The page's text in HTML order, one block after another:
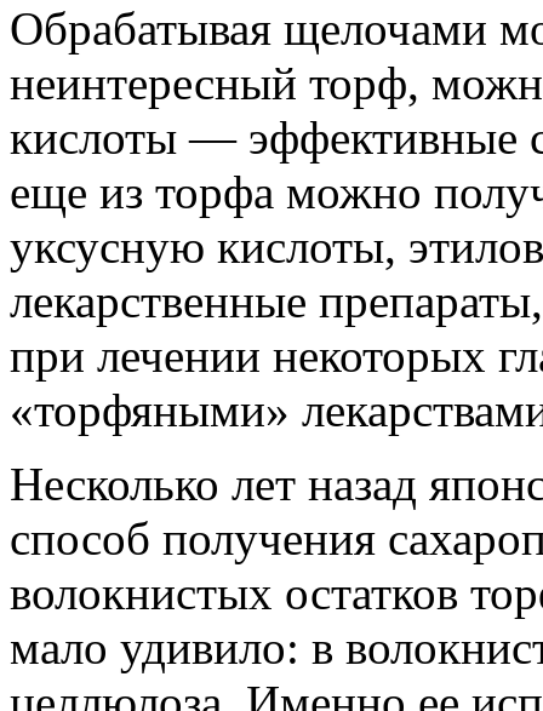
Обрабатывая щелочами
неинтересный торф,
кислоты — эффективные
еще из торфа можно
уксусную кислоты,
лекарственные
при лечении некоторых
«торфяными»
Несколько лет назад
способ получения
волокнистых остатков
мало удивило: в